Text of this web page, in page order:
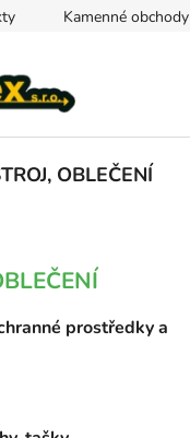
Kamenné obchody
OBLEČENÍ
prostředky a